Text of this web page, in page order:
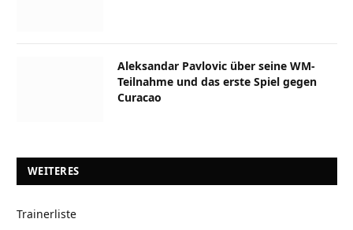
Aleksandar Pavlovic über seine WM-
Teilnahme und das erste Spiel gegen
Curacao
WEITERES
Trainerliste